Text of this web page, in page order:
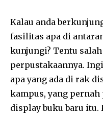
Kalau anda
fasilitas apa di
kunjungi? Tentu
perpustakaannya.
apa yang ada di rak
kampus, yang
display buku baru itu.